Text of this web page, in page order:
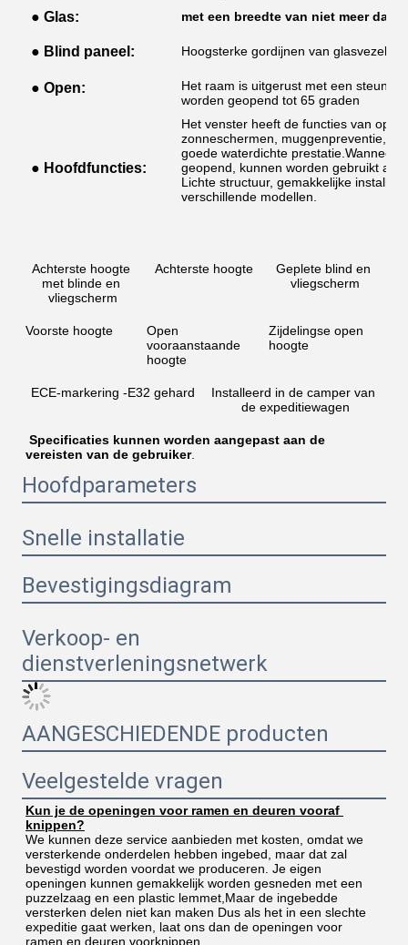
● Glas:
met een breedte van niet meer dan
● Blind paneel: Hoogsterke gordijnen van glasvezel
● Open:
Het raam is uitgerust met een
worden geopend tot 65 graden
● Hoofdfuncties:
Het venster heeft de functies van
zonneschermen, muggenpreventie,
goede waterdichte prestatie.Wanneer
geopend, kunnen worden gebruikt als
Lichte structuur, gemakkelijke
verschillende modellen.
Achterste hoogte
met blinde en
vliegscherm
Achterste hoogte
Geplete blind en
vliegscherm
Voorste hoogte
Open
vooraanstaande
hoogte
Zijdelingse open
hoogte
ECE-markering -E32 gehard
Installeerd in de camper van
de expeditiewagen
Specificaties kunnen worden aangepast aan de
vereisten van de gebruiker.
Hoofdparameters
Snelle installatie
Bevestigingsdiagram
Verkoop- en
dienstverleningsnetwerk
AANGESCHIEDENDE producten
Veelgestelde vragen
Kun je de openingen voor ramen en deuren vooraf
knippen?
We kunnen deze service aanbieden met kosten, omdat we
versterkende onderdelen hebben ingebed, maar dat zal
bevestigd worden voordat we produceren. Je eigen
openingen kunnen gemakkelijk worden gesneden met een
puzzelzaag en een plastic lemmet,Maar de ingebedde
versterken delen niet kan maken Dus als het in een slechte
expeditie gaat werken, laat ons dan de openingen voor
ramen en deuren voorknippen.